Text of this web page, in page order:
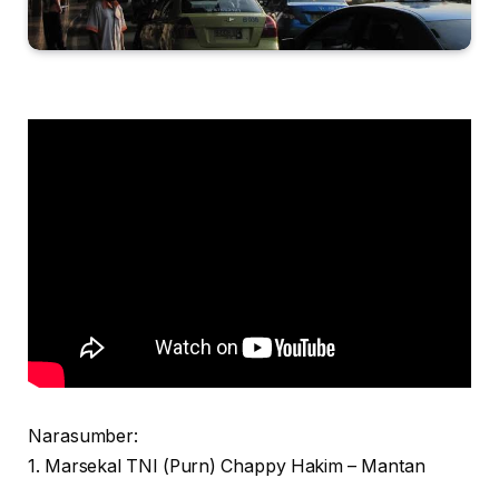
Narasumber:
1. Marsekal TNI (Purn) Chappy Hakim – Mantan